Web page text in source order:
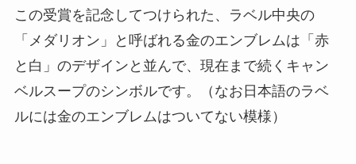
この受賞を記念してつけられた、ラベル中央の
「メダリオン」と呼ばれる金のエンブレムは「赤
と白」のデザインと並んで、現在まで続くキャン
ベルスープのシンボルです。（なお日本語のラベ
ルには金のエンブレムはついてない模様）